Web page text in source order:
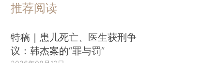
推荐阅读
特稿｜患儿死亡、医生获刑争
议：韩杰案的“罪与罚”